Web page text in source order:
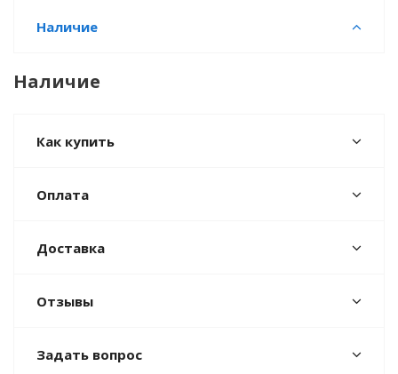
Наличие
Наличие
Как купить
Оплата
Доставка
Отзывы
Задать вопрос